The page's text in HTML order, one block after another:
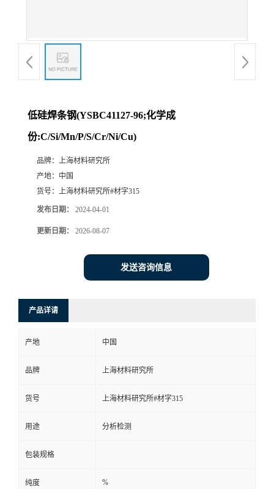
低硅焊条钢(YSBC41127-96;化学成
份:C/Si/Mn/P/S/Cr/Ni/Cu)
品牌： 上海材料研究所
产地： 中国
货号： 上海材料研究所#材字315
发布日期： 2024-04-01
更新日期： 2026-08-07
发送咨询信息
产品详请
产地 中国
品牌 上海材料研究所
货号 上海材料研究所#材字315
用途 分析检测
包装规格
纯度 %